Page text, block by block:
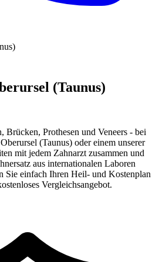
(Taunus)
Brücken, Prothesen und Veneers - bei
Oberursel (Taunus) oder einem unserer
mit jedem Zahnarzt zusammen und
aus internationalen Laboren
Sie einfach Ihren Heil- und Kostenplan
Vergleichsangebot.